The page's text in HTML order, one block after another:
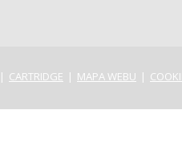
CARTRIDGE MAPA WEBU